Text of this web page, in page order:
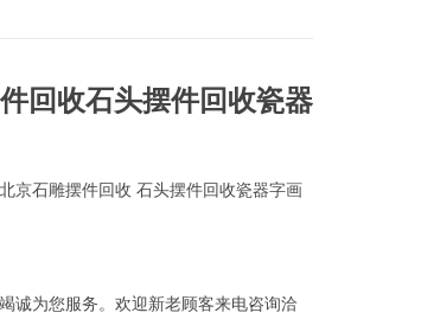
回收石头摆件回收瓷器
京石雕摆件回收 石头摆件回收瓷器字画
诚为您服务。欢迎新老顾客来电咨询洽